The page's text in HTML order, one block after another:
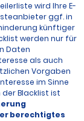
wird Ihre E-
ggf. in
künftiger
werden nur für
Daten
als auch
Vorgaben
im Sinne
der Blacklist ist
berechtigtes